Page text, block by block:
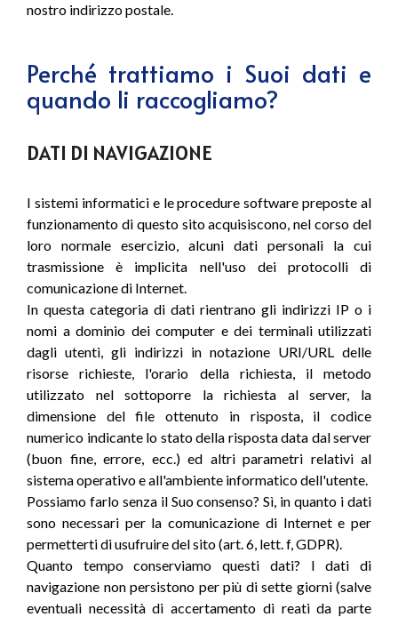
nostro indirizzo postale.
Perché trattiamo i Suoi dati e
quando li raccogliamo?
DATI DI NAVIGAZIONE
I sistemi informatici e le procedure software preposte al
funzionamento di questo sito acquisiscono, nel corso del
loro normale esercizio, alcuni dati personali la cui
trasmissione è implicita nell'uso dei protocolli di
comunicazione di Internet.
In questa categoria di dati rientrano gli indirizzi IP o i
nomi a dominio dei computer e dei terminali utilizzati
dagli utenti, gli indirizzi in notazione URI/URL delle
risorse richieste, l'orario della richiesta, il metodo
utilizzato nel sottoporre la richiesta al server, la
dimensione del file ottenuto in risposta, il codice
numerico indicante lo stato della risposta data dal server
(buon fine, errore, ecc.) ed altri parametri relativi al
sistema operativo e all'ambiente informatico dell'utente.
Possiamo farlo senza il Suo consenso? Sì, in quanto i dati
sono necessari per la comunicazione di Internet e per
permetterti di usufruire del sito (art. 6, lett. f, GDPR).
Quanto tempo conserviamo questi dati? I dati di
navigazione non persistono per più di sette giorni (salve
eventuali necessità di accertamento di reati da parte